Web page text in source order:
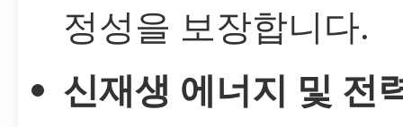
정성을 보장합니다.
신재생 에너지 및 전